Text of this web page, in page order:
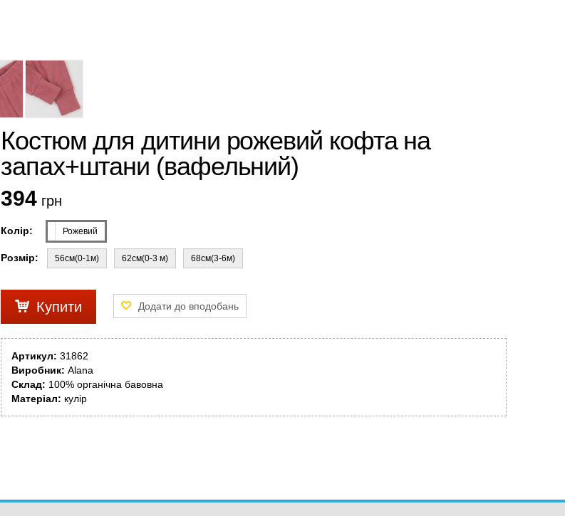
Костюм для дитини рожевий кофта на
запах+штани (вафельний)
394 грн
Колір: Рожевий
Розмір: 56см(0-1м) 62см(0-3 м) 68см(3-6м)
Купити
Артикул: 31862
Виробник: Alana
Склад: 100% органічна бавовна
Матеріал: кулір